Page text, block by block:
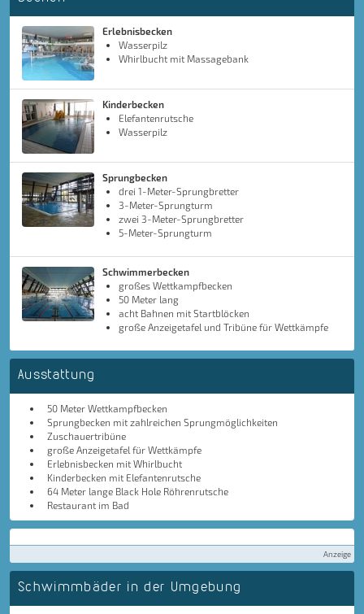
Erlebnisbecken
Wasserpilz
Whirlbucht mit Massagebank
Kinderbecken
Elefantenrutsche
Wasserpilz
Sprungbecken
drei 1-Meter-Sprungbretter
3-Meter-Sprungturm
zwei 3-Meter-Sprungbretter
5-Meter-Sprungturm
Schwimmerbecken
großes Wettkampfbecken
50 Meter lang
acht Bahnen mit Startblöcken
große Anzeigetafel und Tribüne für Wettkämpfe
Ausstattung
50 Meter Wettkampfbecken
Sprungbecken mit zahlreichen Sprungmöglichkeiten
Zuschauertribüne
große Anzeigetafel für Wettkämpfe
Erlebnisbecken mit Whirlbucht
Kinderbecken mit Elefantenrutsche
64 Meter lange Black Hole Röhrenrutsche
Restaurant im Bad
Anzeige
Schwimmbäder in der Umgebung